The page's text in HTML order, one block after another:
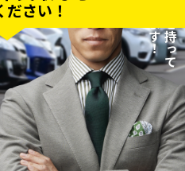
ださい！
完了！
タンWeb査定